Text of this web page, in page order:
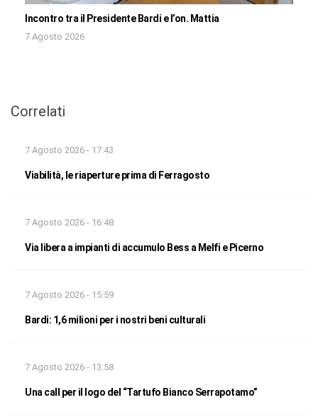
Incontro tra il Presidente Bardi e l’on. Mattia
7 Agosto 2026
Correlati
7 Agosto 2026 - 17:43
Viabilità, le riaperture prima di Ferragosto
7 Agosto 2026 - 16:48
Via libera a impianti di accumulo Bess a Melfi e Picerno
7 Agosto 2026 - 15:59
Bardi: 1,6 milioni per i nostri beni culturali
7 Agosto 2026 - 13:58
Una call per il logo del “Tartufo Bianco Serrapotamo”